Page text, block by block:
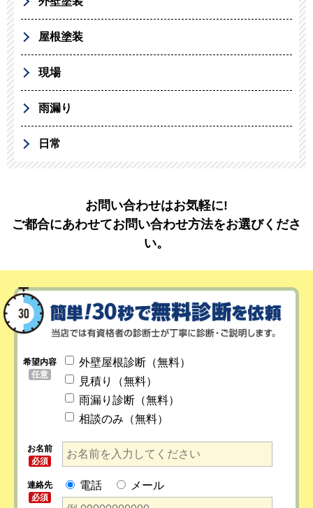
屋根塗装
現場
雨漏り
日常
お問い合わせはお気軽に!
ご都合にあわせてお問い合わせ方法をお選びくださ
い。
希望内容
任意
外壁屋根診断（無料）
見積り（無料）
雨漏り診断（無料）
相談のみ（無料）
お名前
必須
連絡先
必須
電話 メール